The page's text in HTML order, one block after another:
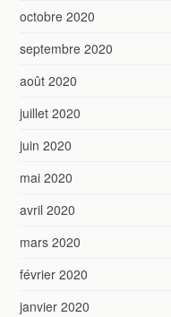
octobre 2020
septembre 2020
août 2020
juillet 2020
juin 2020
mai 2020
avril 2020
mars 2020
février 2020
janvier 2020